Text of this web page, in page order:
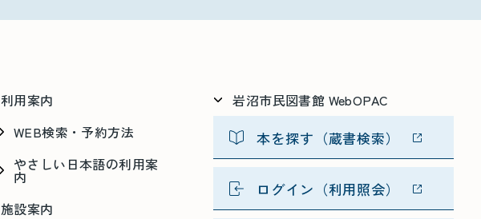
利用案内
WEB検索・予約方法
やさしい日本語の利用案
内
施設案内
岩沼市民図書館 WebOPAC
本を探す（蔵書検索）
ログイン（利用照会）